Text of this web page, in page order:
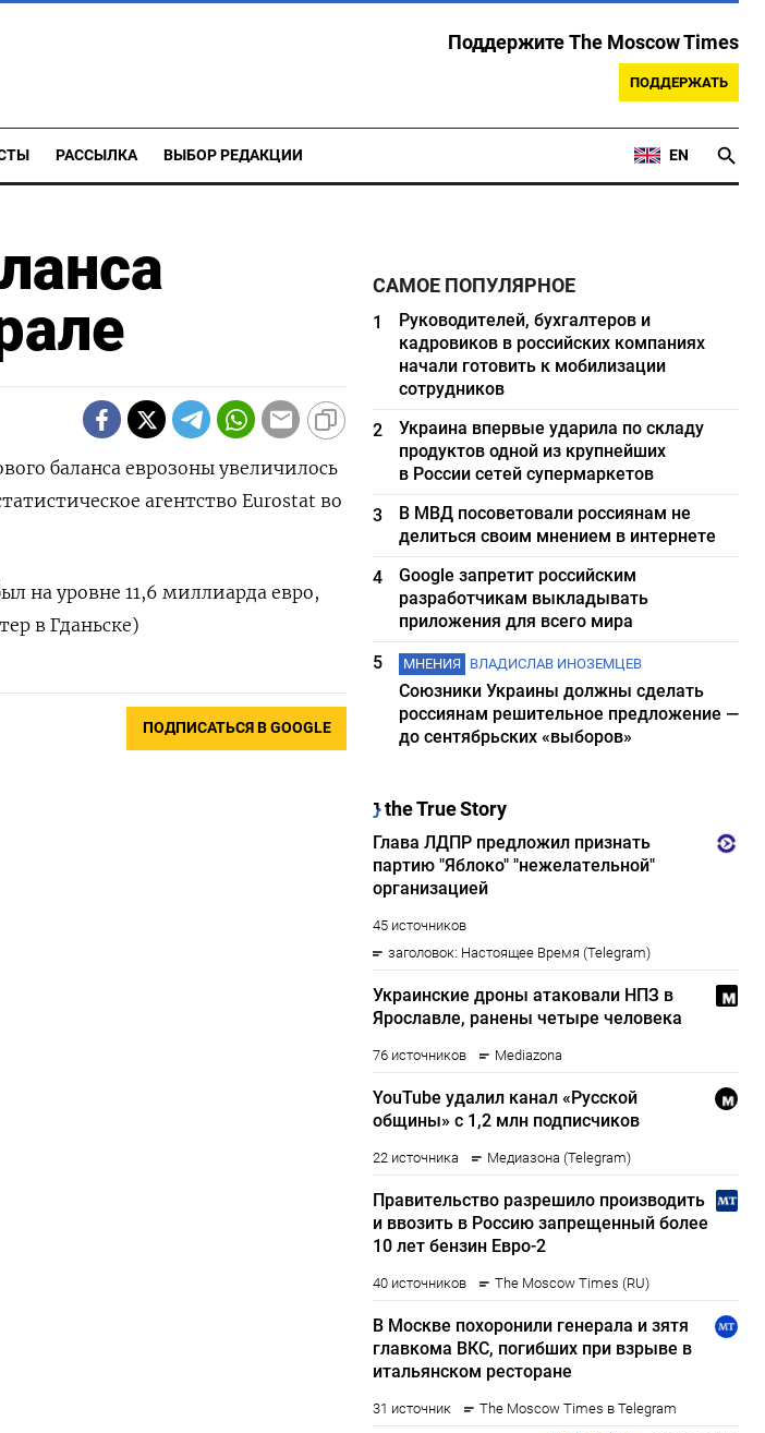
Поддержите The Moscow Times
ПОДДЕРЖАТЬ
РАССЫЛКА ВЫБОР РЕДАКЦИИ EN
баланса еврозоны увеличилось
агентство Eurostat во
на уровне 11,6 миллиарда евро,
в Гданьске)
ПОДПИСАТЬСЯ В GOOGLE
САМОЕ ПОПУЛЯРНОЕ
1
Руководителей, бухгалтеров и
кадровиков в российских компаниях
начали готовить к мобилизации
сотрудников
2
Украина впервые ударила по складу
продуктов одной из крупнейших
в России сетей супермаркетов
3
В МВД посоветовали россиянам не
делиться своим мнением в интернете
4
Google запретит российским
разработчикам выкладывать
приложения для всего мира
5
МНЕНИЯ ВЛАДИСЛАВ ИНОЗЕМЦЕВ
Союзники Украины должны сделать
россиянам решительное предложение —
до сентябрьских «выборов»